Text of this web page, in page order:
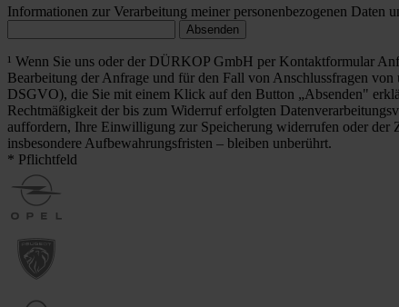
Informationen zur Verarbeitung meiner personenbezogenen Daten
Absenden
¹ Wenn Sie uns oder der DÜRKOP GmbH per Kontaktformular
Bearbeitung der Anfrage und für den Fall von Anschlussfragen
DSGVO), die Sie mit einem Klick auf den Button „Absenden"
Rechtmäßigkeit der bis zum Widerruf erfolgten
auffordern, Ihre Einwilligung zur Speicherung widerrufen oder der
insbesondere Aufbewahrungsfristen – bleiben unberührt.
* Pflichtfeld